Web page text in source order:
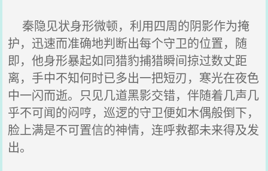
秦隐见状身形微顿，利用四周的阴影作为掩
护，迅速而准确地判断出每个守卫的位置，随
即，他身形暴起如同猎豹捕猎瞬间掠过数丈距
离，手中不知何时已多出一把短刃，寒光在夜色
中一闪而逝。只见几道黑影交错，伴随着几声几
乎不可闻的闷哼，巡逻的守卫便如木偶般倒下，
脸上满是不可置信的神情，连呼救都未来得及发
出。